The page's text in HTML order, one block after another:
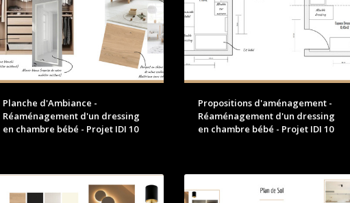
Planche d'Ambiance -
Réaménagement d'un dressing
en chambre bébé - Projet IDI 10
Propositions d'aménagement -
Réaménagement d'un dressing
en chambre bébé - Projet IDI 10